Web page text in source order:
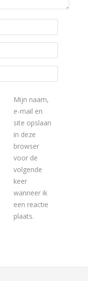
Mijn naam,
e-mail en
site opslaan
in deze
browser
voor de
volgende
keer
wanneer ik
een reactie
plaats.